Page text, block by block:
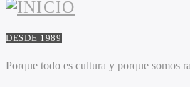
DESDE 1989
Porque todo es cultura y porque somos